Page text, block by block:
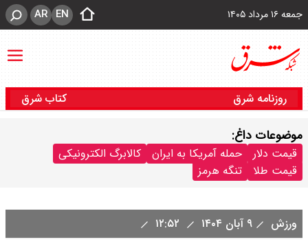
جمعه ۱۶ مرداد ۱۴۰۵ EN
AR
روزنامه شرق کتاب شرق
موضوعات داغ:
قیمت دلار حمله آمریکا به ایران
کالابرگ الکترونیکی
قیمت طلا
تنگه هرمز
ورزش ۹ آبان ۱۴۰۴